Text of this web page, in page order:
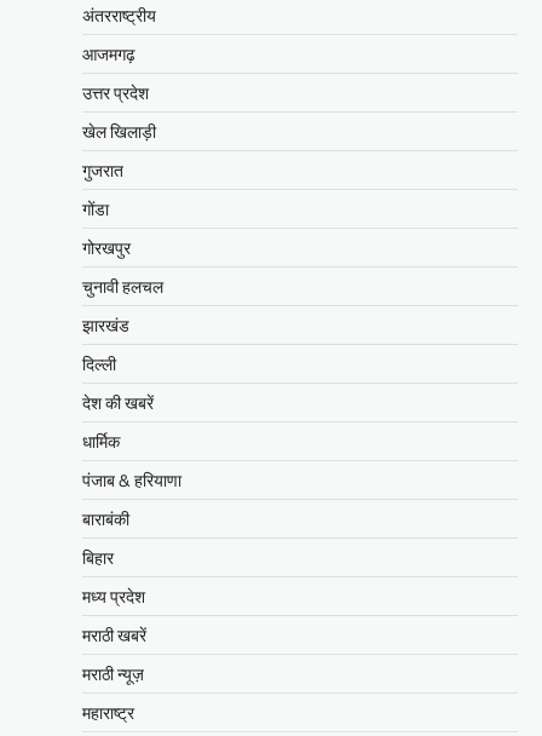
अंतरराष्ट्रीय
आजमगढ़
उत्तर प्रदेश
खेल खिलाड़ी
गुजरात
गोंडा
गोरखपुर
चुनावी हलचल
झारखंड
दिल्ली
देश की खबरें
धार्मिक
पंजाब & हरियाणा
बाराबंकी
बिहार
मध्य प्रदेश
मराठी खबरें
मराठी न्यूज़
महाराष्ट्र